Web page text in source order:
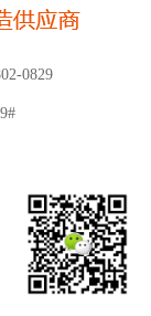
0829